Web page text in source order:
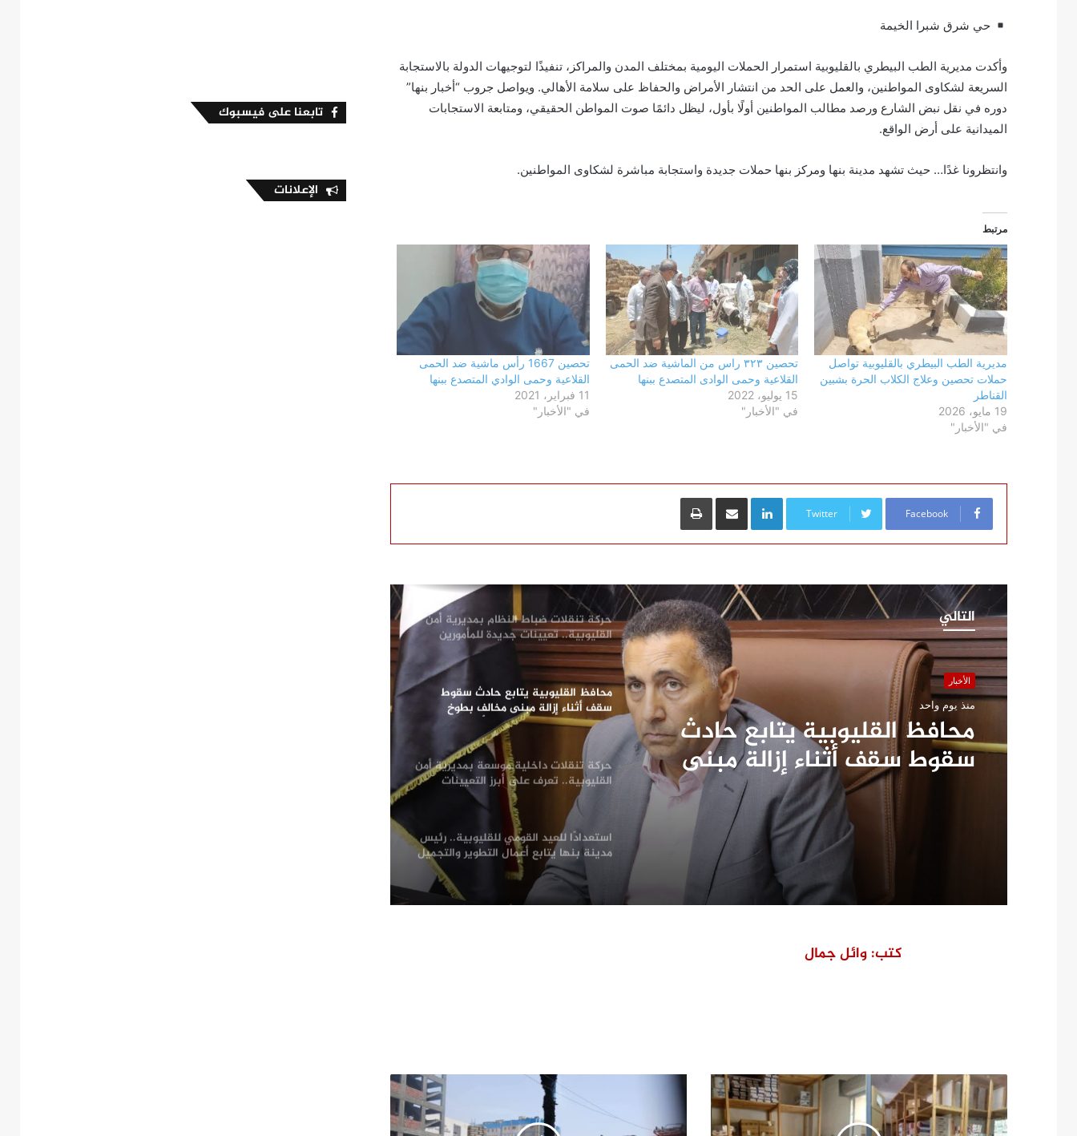
حي شرق شبرا الخيمة
وأكدت مديرية الطب البيطري بالقليوبية استمرار الحملات اليومية بمختلف المدن والمراكز، تنفيذًا لتوجيهات الدولة بالاستجابة
السريعة لشكاوى المواطنين، والعمل على الحد من انتشار الأمراض والحفاظ على سلامة الأهالي. ويواصل جروب “أخبار بنها”
دوره في نقل نبض الشارع ورصد مطالب المواطنين أولًا بأول، ليظل دائمًا صوت المواطن الحقيقي، ومتابعة الاستجابات
الميدانية على أرض الواقع.
وانتظرونا غدًا… حيث تشهد مدينة بنها ومركز بنها حملات جديدة واستجابة مباشرة لشكاوى المواطنين.
مرتبط
مديرية الطب البيطري بالقليوبية تواصل
حملات تحصين وعلاج الكلاب الحرة بشبين
القناطر
19 مايو، 2026
في "الأخبار"
تحصين ٣٢٣ راس من الماشية ضد الحمى
القلاعية وحمى الوادى المتصدع ببنها
15 يوليو، 2022
في "الأخبار"
تحصين 1667 رأس ماشية ضد الحمى
القلاعية وحمى الوادي المتصدع ببنها
11 فبراير، 2021
في "الأخبار"
Facebook
Twitter
LinkedInمشاركة عبر البريد طباعة
التالي
الأخبار
منذ يوم واحد
محافظ القليوبية يتابع حادث
سقوط سقف أثناء إزالة مبنى
مخالف بطوخ ويوجه بصرف إعانة
عاجلة لأسرة العامل المتوفى
فحص شكوى بشأن بناء في مجول..
والمعاينة تؤكد سلامة الترخيص ومتابعة
التنفيذ ميدانيًا
حزب الجبهة الوطنية بالقليوبية: أمن مصر
وسيادتها خط أحمر.. والاصطفاف الوطني
ضرورة لمواجهة التحديات وحملات
التضليل
محافظ القليوبية يتفقد انتظام العمل
بالفترة المسائية للعيادات الخارجية
لصناعة مواسير الفخار لبحث تعزيز التعاون
وزيرة التنمية المحلية والبيئة ومحافظ
حركة تنقلات ضباط النظام بمديرية أمن
القليوبية.. تعيينات جديدة للمأمورين
ونوابهم
محافظ القليوبية يتابع حادث سقوط
سقف أثناء إزالة مبنى مخالف بطوخ
ويوجه بصرف إعانة عاجلة لأسرة العامل
المتوفى
حركة تنقلات داخلية موسعة بمديرية أمن
القليوبية.. تعرف على أبرز التعيينات
استعدادًا للعيد القومي للقليوبية.. رئيس
مدينة بنها يتابع أعمال التطوير والتجميل
لظهور المدينة في أبهى صورها
محافظ القليوبية يبدأ جولته بشبين
وسيادتها خط أحمر.. والاصطفاف الوطني
ضرورة لمواجهة التحديات وحملات
التضليل
محافظ القليوبية يتفقد انتظام العمل
كتب: وائل جمال
تابعنا على فيسبوك
الإعلانات